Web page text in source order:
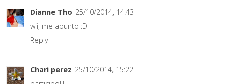
Dianne Tho 25/10/2014, 14:43
wii, me apunto :D
Reply
Chari perez 25/10/2014, 15:22